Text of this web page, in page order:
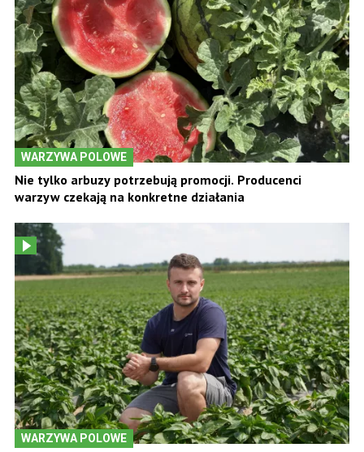
WARZYWA POLOWE
Nie tylko arbuzy potrzebują promocji. Producenci
warzyw czekają na konkretne działania
WARZYWA POLOWE